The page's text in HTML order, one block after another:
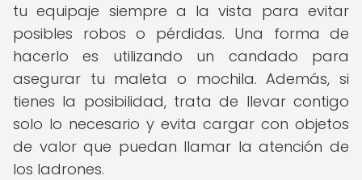
tu equipaje siempre a la vista para evitar
posibles robos o pérdidas. Una forma de
hacerlo es utilizando un candado para
asegurar tu maleta o mochila. Además, si
tienes la posibilidad, trata de llevar contigo
solo lo necesario y evita cargar con objetos
de valor que puedan llamar la atención de
los ladrones.